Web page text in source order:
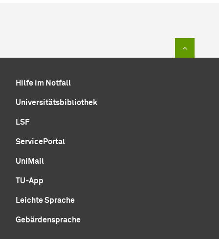
Hilfe im Notfall
Universitätsbibliothek
LSF
ServicePortal
UniMail
TU-App
Leichte Sprache
Gebärdensprache